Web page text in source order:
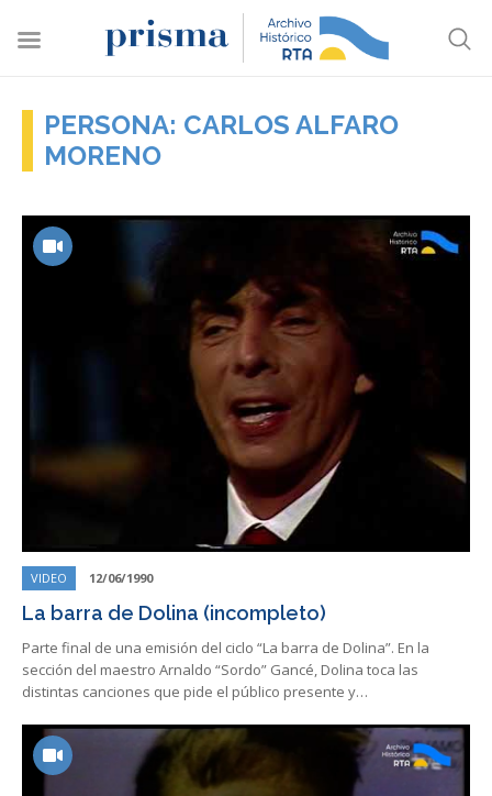
PERSONA: CARLOS ALFARO
MORENO
VIDEO 12/06/1990
La barra de Dolina (incompleto)
Parte final de una emisión del ciclo “La barra de Dolina”. En la
sección del maestro Arnaldo “Sordo” Gancé, Dolina toca las
distintas canciones que pide el público presente y…